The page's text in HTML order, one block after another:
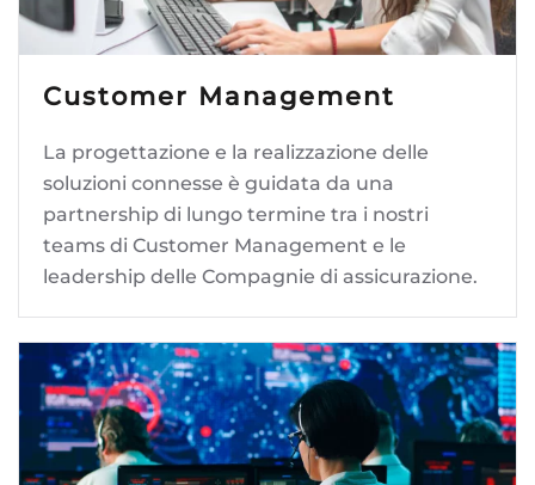
Customer Management
La progettazione e la realizzazione delle
soluzioni connesse è guidata da una
partnership di lungo termine tra i nostri
teams di Customer Management e le
leadership delle Compagnie di assicurazione.